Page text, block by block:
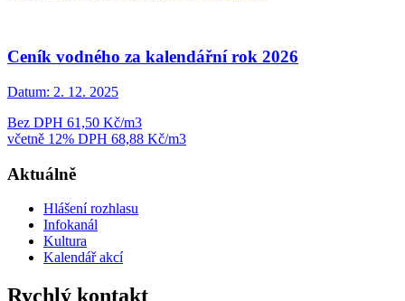
Ceník vodného za kalendářní rok 2026
Datum: 2. 12. 2025
Bez DPH 61,50 Kč/m3
včetně 12% DPH 68,88 Kč/m3
Aktuálně
Hlášení rozhlasu
Infokanál
Kultura
Kalendář akcí
Rychlý kontakt